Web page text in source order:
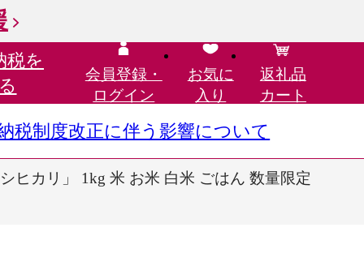
税を
会員登録・
ログイン
お気に
入り
返礼品
カート
税制度改正に伴う影響について
ヒカリ」 1kg 米 お米 白米 ごはん 数量限定